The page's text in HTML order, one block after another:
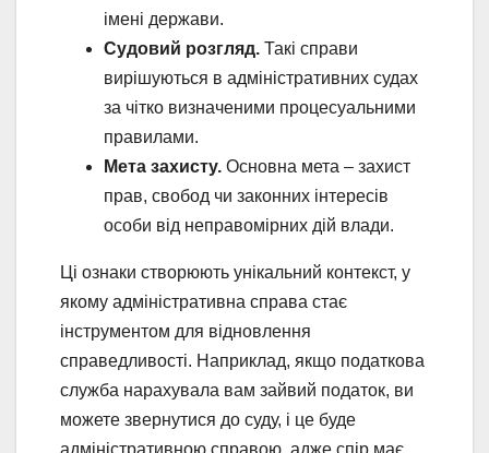
імені держави.
Судовий розгляд. Такі справи
вирішуються в адміністративних судах
за чітко визначеними процесуальними
правилами.
Мета захисту. Основна мета – захист
прав, свобод чи законних інтересів
особи від неправомірних дій влади.
Ці ознаки створюють унікальний контекст, у
якому адміністративна справа стає
інструментом для відновлення
справедливості. Наприклад, якщо податкова
служба нарахувала вам зайвий податок, ви
можете звернутися до суду, і це буде
адміністративною справою, адже спір має